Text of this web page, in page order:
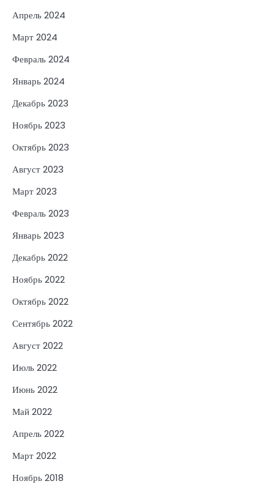
Апрель 2024
Март 2024
Февраль 2024
Январь 2024
Декабрь 2023
Ноябрь 2023
Октябрь 2023
Август 2023
Март 2023
Февраль 2023
Январь 2023
Декабрь 2022
Ноябрь 2022
Октябрь 2022
Сентябрь 2022
Август 2022
Июль 2022
Июнь 2022
Май 2022
Апрель 2022
Март 2022
Ноябрь 2018